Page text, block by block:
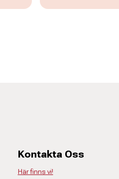
Kontakta Oss
Här finns vi!